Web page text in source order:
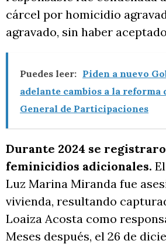
cárcel por homicidio
agravado, sin haber
Puedes leer: Piden a nuevo
adelante cambios a la reforma
General de Participaciones
Durante 2024 se
feminicidios adicionales.
Luz Marina Miranda fue
vivienda, resultando
Loaiza Acosta como
Meses después, el 26 de